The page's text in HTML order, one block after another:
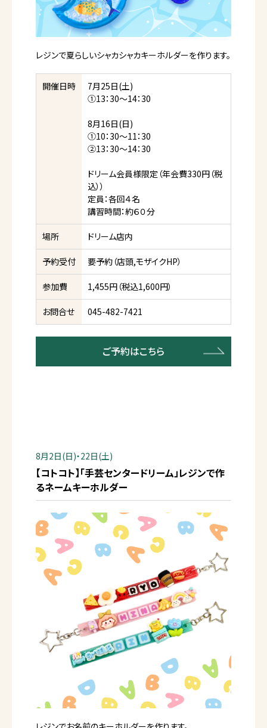
レジンで夏らしいシャカシャカキーホルダーを作ります。
開催日時
7月25日(土)
①13：30～14：30
8月16日(日)
①10：30～11：30
②13：30～14：30
ドリーム会員様限定（年会費330円（税
込））
定員：各回４名
講習時間：約６０分
場所 ドリーム店内
予約受付 要予約（店頭,モザイクHP）
参加費 1,455円（税込1,600円）
お問合せ 045-482-7421
ご予約はこちら
8月2日(日)・22日(土)
【コトコト】「手芸センタードリーム」レジンで作
るネームキーホルダー